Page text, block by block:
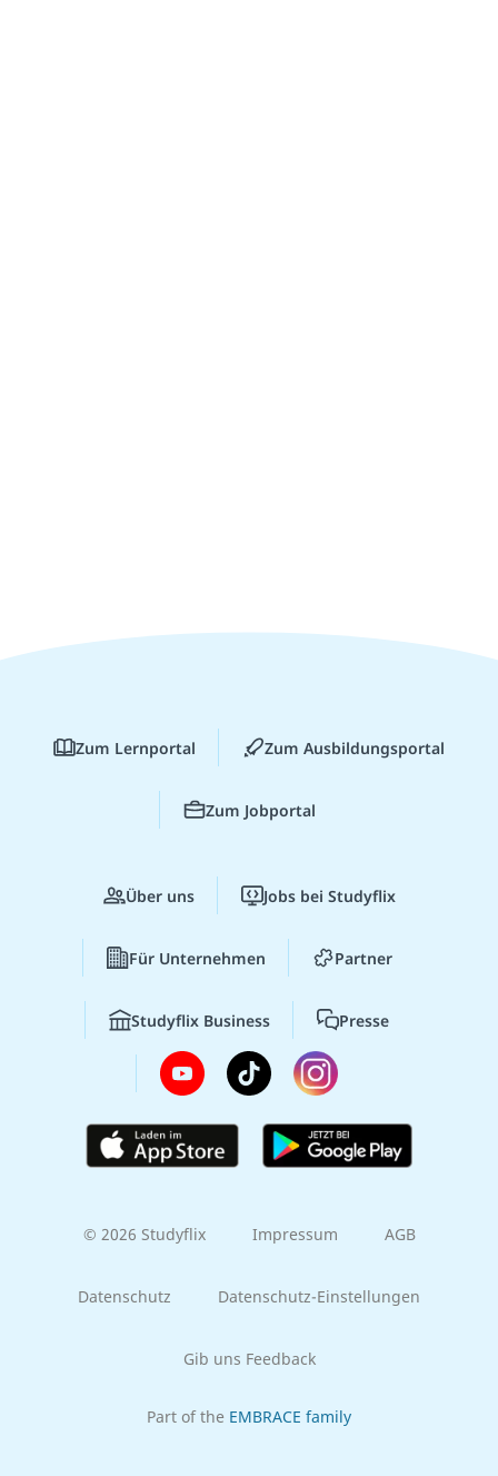
Zum Lernportal Zum Ausbildungsportal
Zum Jobportal
Über uns Jobs bei Studyflix
Für Unternehmen Partner
Studyflix Business Presse
© 2026 Studyflix Impressum AGB
Datenschutz Datenschutz-Einstellungen
Gib uns Feedback
Part of the EMBRACE family